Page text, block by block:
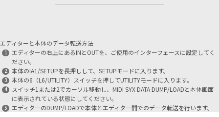
エディターと本体のデータ転送方法
エディターの右上にあるINとOUTを、ご使用のインターフェースに設定してく
ださい。
本体のIA1/SETUPを長押しして、SETUPモードに入ります。
本体の6（L6/UTILITY）スイッチを押してUTILITYモードに入ります。
スイッチ1または2でカーソル移動し、MIDI SYX DATA DUMP/LOADと本体画面
に表示されている状態にしてください。
エディターのDUMP/LOADで本体とエディター間でのデータ転送を行います。